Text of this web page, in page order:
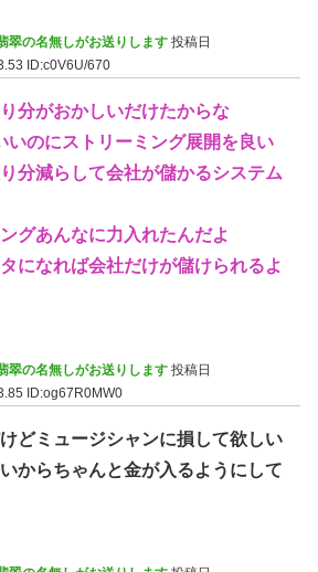
翠の名無しがお送りします 投稿日
ID:c0V6U/670
分がおかしいだけたからな
いのにストリーミング展開を良い
分減らして会社が儲かるシステム
グあんなに力入れたんだよ
になれば会社だけが儲けられるよ
翠の名無しがお送りします 投稿日
ID:og67R0MW0
どミュージシャンに損して欲しい
からちゃんと金が入るようにして